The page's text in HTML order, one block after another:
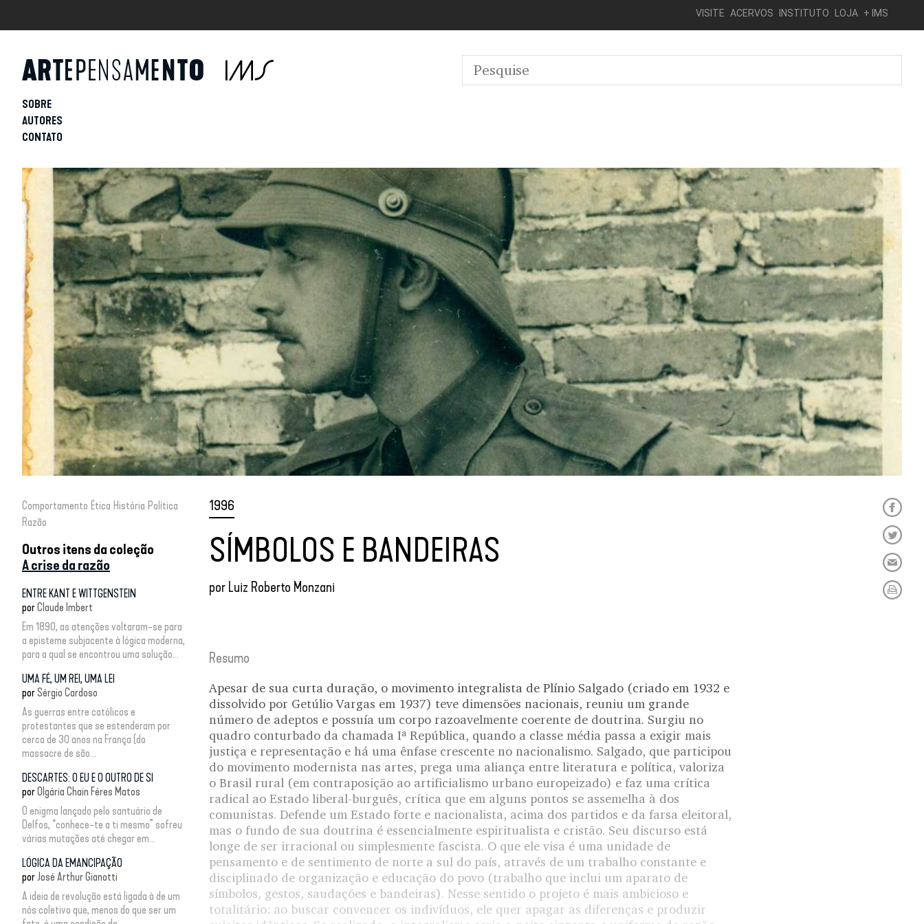
VISITE ACERVOS INSTITUTO LOJA + IMS
SOBRE
AUTORES
CONTATO
Comportamento Ética História Política
Razão
Outros itens da coleção
A crise da razão
ENTRE KANT E WITTGENSTEIN
porClaude Imbert
Em 1890, as atenções voltaram-se para
a episteme subjacente à lógica moderna,
para a qual se encontrou uma solução...
UMA FÉ, UM REI, UMA LEI
porSérgio Cardoso
As guerras entre católicos e
protestantes que se estenderam por
cerca de 30 anos na França (do
massacre de são...
DESCARTES: O EU E O OUTRO DE SI
porOlgária Chain Féres Matos
O enigma lançado pelo santuário de
Delfos, “conhece-te a ti mesmo” sofreu
várias mutações até chegar em...
LÓGICA DA EMANCIPAÇÃO
por José Arthur Gianotti
A ideia de revolução está ligada à de um
nós coletivo que, menos do que ser um
1996
SÍMBOLOS E BANDEIRAS
por Luiz Roberto Monzani
Resumo
Apesar de sua curta duração, o movimento integralista de Plínio Salgado (criado em 1932 e
dissolvido por Getúlio Vargas em 1937) teve dimensões nacionais, reuniu um grande
número de adeptos e possuía um corpo razoavelmente coerente de doutrina. Surgiu no
quadro conturbado da chamada Iª República, quando a classe média passa a exigir mais
justiça e representação e há uma ênfase crescente no nacionalismo. Salgado, que participou
do movimento modernista nas artes, prega uma aliança entre literatura e política, valoriza
o Brasil rural (em contraposição ao artificialismo urbano europeizado) e faz uma crítica
radical ao Estado liberal-burguês, crítica que em alguns pontos se assemelha à dos
comunistas. Defende um Estado forte e nacionalista, acima dos partidos e da farsa eleitoral,
mas o fundo de sua doutrina é essencialmente espiritualista e cristão. Seu discurso está
longe de ser irracional ou simplesmente fascista. O que ele visa é uma unidade de
pensamento e de sentimento de norte a sul do país, através de um trabalho constante e
disciplinado de organização e educação do povo (trabalho que inclui um aparato de
símbolos, gestos, saudações e bandeiras). Nesse sentido o projeto é mais ambicioso e
totalitário: ao buscar convencer os indivíduos, ele quer apagar as diferenças e produzir